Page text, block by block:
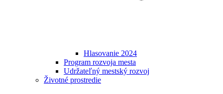
Hlasovanie 2024
Program rozvoja mesta
Udržateľný mestský rozvoj
Životné prostredie